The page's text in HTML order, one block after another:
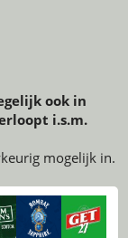
ook in
i.s.m.
mogelijk in.